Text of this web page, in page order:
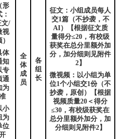
形
：
文/
视
体
知
专
通
为
小
为
位
全
体
成
员
各
组
长
征文：小组成员每人
交1篇（不抄袭，不
AI）【根据征文质
量得分≤20 ，有校级
获奖在总分里额外加
分，加分细则见附件
2】
微视频：以小组为单
位1个小组交1份（不
抄袭，原创）【根据
视频质量20 ＜得分
≤30 ，有校级获奖在
总分里额外加分，加
分细则见附件2】